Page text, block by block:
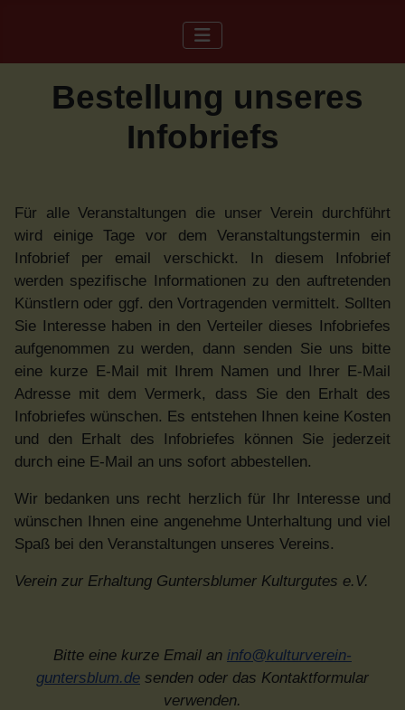
Bestellung unseres
Infobriefs
Für alle Veranstaltungen die unser Verein durchführt
wird einige Tage vor dem Veranstaltungstermin ein
Infobrief per email verschickt. In diesem Infobrief
werden spezifische Informationen zu den auftretenden
Künstlern oder ggf. den Vortragenden vermittelt. Sollten
Sie Interesse haben in den Verteiler dieses Infobriefes
aufgenommen zu werden, dann senden Sie uns bitte
eine kurze E-Mail mit Ihrem Namen und Ihrer E-Mail
Adresse mit dem Vermerk, dass Sie den Erhalt des
Infobriefes wünschen. Es entstehen Ihnen keine Kosten
und den Erhalt des Infobriefes können Sie jederzeit
durch eine E-Mail an uns sofort abbestellen.
Wir bedanken uns recht herzlich für Ihr Interesse und
wünschen Ihnen eine angenehme Unterhaltung und viel
Spaß bei den Veranstaltungen unseres Vereins.
Verein zur Erhaltung Guntersblumer Kulturgutes e.V.
Bitte eine kurze Email an info@kulturverein-
guntersblum.de senden oder das Kontaktformular
verwenden.